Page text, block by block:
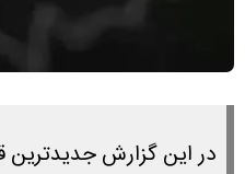
در این گزارش جدیدترین قیمت